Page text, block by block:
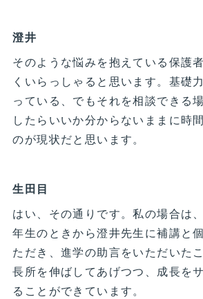
澄井
そのような悩みを抱えている保護
くいらっしゃると思います。基礎
っている、でもそれを相談できる
したらいいか分からないままに時
のが現状だと思います。
生田目
はい、その通りです。私の場合は
年生のときから澄井先生に補講と
ただき、進学の助言をいただいた
長所を伸ばしてあげつつ、成長を
ることができています。